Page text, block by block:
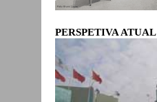
PERSPETIVA ATUAL